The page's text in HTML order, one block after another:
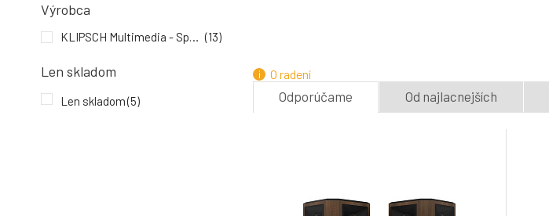
Výrobca
KLIPSCH Multimedia - Speaker (13)
Len skladom
Len skladom(5)
The Fives 4.5" Powered
O radení
Odporúčame Od najlacnejších